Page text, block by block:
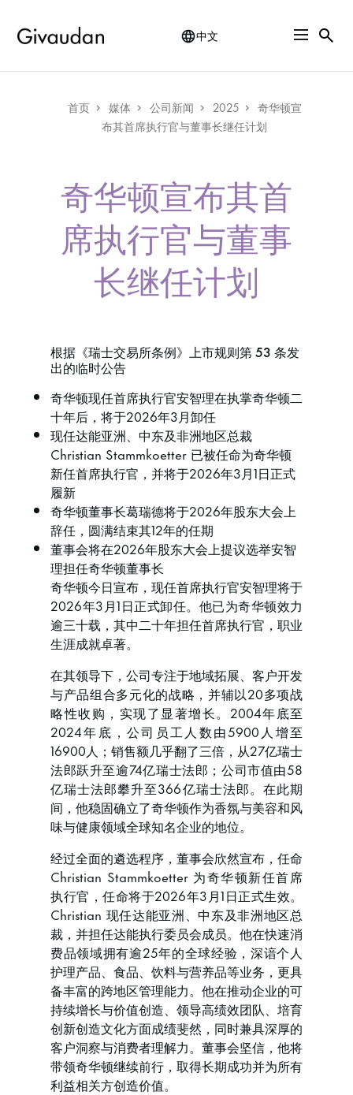
main
content
中文
Breadcrumb
首页 媒体 公司新闻 2025
奇华顿宣
布其首席执行官与董事长继任计划
奇华顿宣布其首
席执行官与董事
长继任计划
根据《瑞士交易所条例》上市规则第 53 条发
出的临时公告
奇华顿现任首席执行官安智理在执掌奇华顿二
十年后，将于2026年3月卸任
现任达能亚洲、中东及非洲地区总裁
Christian Stammkoetter 已被任命为奇华顿
新任首席执行官，并将于2026年3月1日正式
履新
奇华顿董事长葛瑞德将于2026年股东大会上
辞任，圆满结束其12年的任期
董事会将在2026年股东大会上提议选举安智
理担任奇华顿董事长
奇华顿今日宣布，现任首席执行官安智理将于
2026年3月1日正式卸任。他已为奇华顿效力
逾三十载，其中二十年担任首席执行官，职业
生涯成就卓著。
在其领导下，公司专注于地域拓展、客户开发
与产品组合多元化的战略，并辅以20多项战
略性收购，实现了显著增长。2004年底至
2024年底，公司员工人数由5900人增至
16900人；销售额几乎翻了三倍，从27亿瑞士
法郎跃升至逾74亿瑞士法郎；公司市值由58
亿瑞士法郎攀升至366亿瑞士法郎。在此期
间，他稳固确立了奇华顿作为香氛与美容和风
味与健康领域全球知名企业的地位。
经过全面的遴选程序，董事会欣然宣布，任命
Christian Stammkoetter 为奇华顿新任首席
执行官，任命将于2026年3月1日正式生效。
Christian 现任达能亚洲、中东及非洲地区总
裁，并担任达能执行委员会成员。他在快速消
费品领域拥有逾25年的全球经验，深谙个人
护理产品、食品、饮料与营养品等业务，更具
备丰富的跨地区管理能力。他在推动企业的可
持续增长与价值创造、领导高绩效团队、培育
创新创造文化方面成绩斐然，同时兼具深厚的
客户洞察与消费者理解力。董事会坚信，他将
带领奇华顿继续前行，取得长期成功并为所有
利益相关方创造价值。